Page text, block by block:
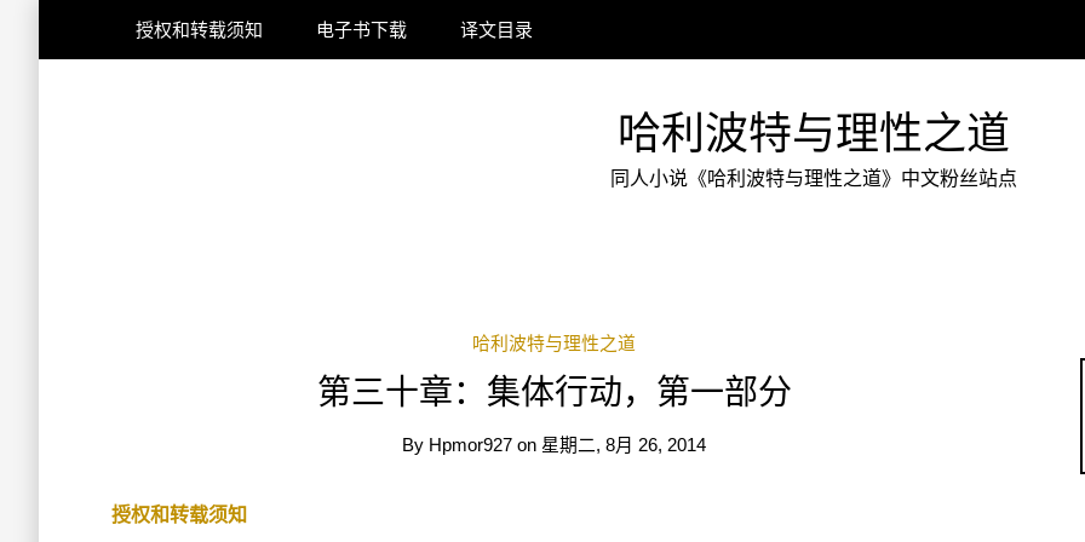
授权和转载须知 电子书下载 译文目录
哈利波特与理性之道
同人小说《哈利波特与理性之道》中文粉丝站点
哈利波特与理性之道
第三十章：集体行动，第一部分
By Hpmor927 on 星期二, 8月 26, 2014
授权和转载须知